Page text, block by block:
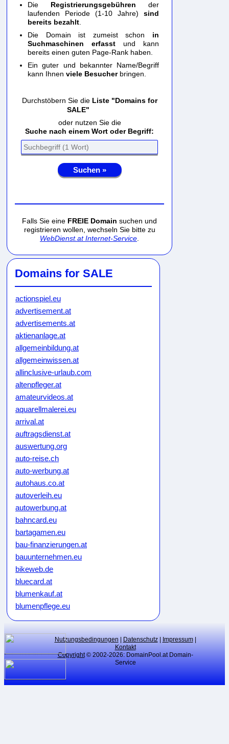
Die Registrierungsgebühren der
laufenden Periode (1-10 Jahre) sind
bereits bezahlt
Die Domain ist zumeist schon in
Suchmaschinen erfasst und kann
bereits einen guten Page-Rank haben.
Ein guter und bekannter Name/Begriff
kann Ihnen viele Besucherbringen.
Durchstöbern Sie die Liste "Domains for
SALE"
oder nutzen Sie die
Suche nach einem Wort oder Begriff:
Suchen »
Falls Sie eine FREIE Domain suchen und
registrieren wollen, wechseln Sie bitte zu
WebDienst.at Internet-Service
Domains for SALE
actionspiel.eu
advertisement.at
advertisements.at
aktienanlage.at
allgemeinbildung.at
allgemeinwissen.at
allinclusive-urlaub.com
altenpfleger.at
amateurvideos.at
aquarellmalerei.eu
arrival.at
auftragsdienst.at
auswertung.org
auto-reise.ch
auto-werbung.at
autohaus.co.at
autoverleih.eu
autowerbung.at
bahncard.eu
bartagamen.eu
bau-finanzierungen.at
bauunternehmen.eu
bikeweb.de
bluecard.at
blumenkauf.at
blumenpflege.eu
börsenmakler.eu
branchen-verzeichnis.at
cardgame.at
catch-domain.eu
Nutzungsbedingungen Datenschutz| Impressum|
Kontakt
Copyright© 2002-2026: DomainPool.at Domain-
Service